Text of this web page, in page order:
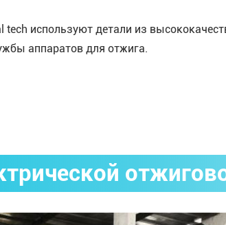
используют детали из
аппаратов для отжига.